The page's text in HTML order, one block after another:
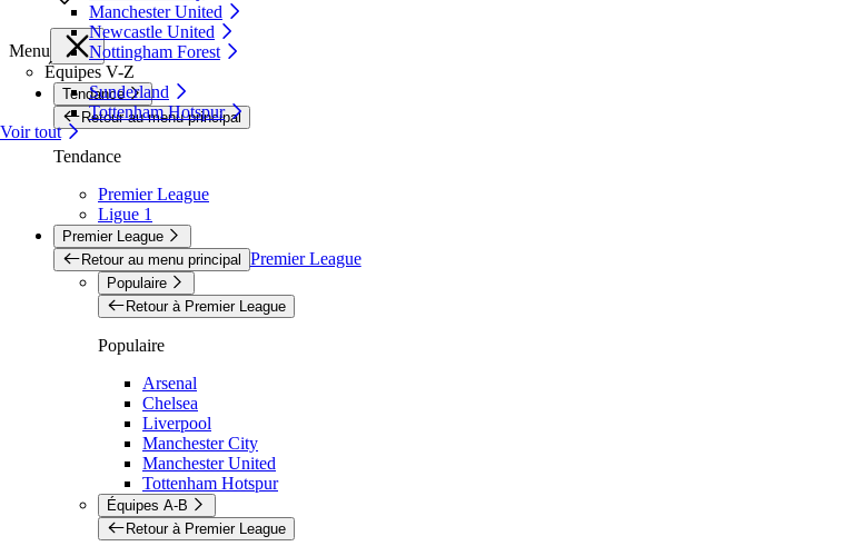
Manchester United
Newcastle United
Nottingham Forest
Équipes V-Z
Sunderland
Tottenham Hotspur
Voir tout
Menu
Tendance
Retour au menu principal
Tendance
Premier League
Ligue 1
Premier League
Retour au menu principal Premier League
Populaire
Retour à Premier League
Populaire
Arsenal
Chelsea
Liverpool
Manchester City
Manchester United
Tottenham Hotspur
Équipes A-B
Retour à Premier League